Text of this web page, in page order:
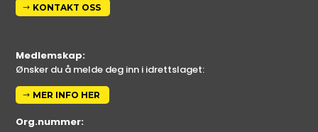
KONTAKT OSS
Medlemskap:
Ønsker du å melde deg inn i idrettslaget:
MER INFO HER
Org.nummer: